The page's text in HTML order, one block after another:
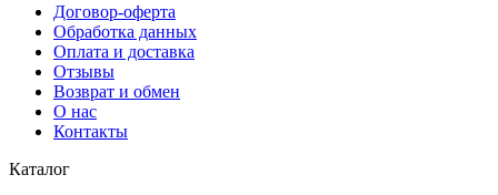
Договор-оферта
Обработка данных
Оплата и доставка
Отзывы
Возврат и обмен
О нас
Контакты
Каталог